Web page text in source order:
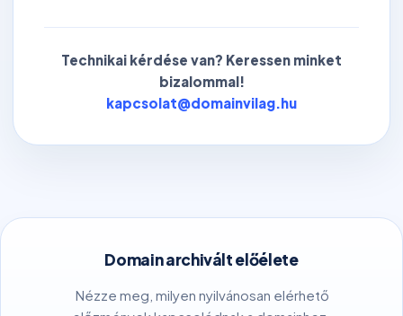
Technikai kérdése van? Keressen minket
bizalommal!
kapcsolat@domainvilag.hu
Domain archivált előélete
Nézze meg, milyen nyilvánosan elérhető